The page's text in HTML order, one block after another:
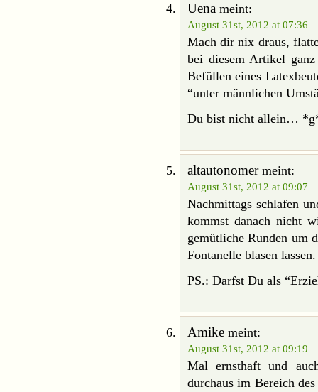
Uena meint:
August 31st, 2012 at 07:36
Mach dir nix draus,
bei diesem Artikel
Befüllen eines
“unter männlichen
Du bist nicht allein…
altautonomermeint:
August 31st, 2012 at 09:07
Nachmittags schlafen
kommst danach nicht
gemütliche Runden um
Fontanelle blasen lassen.
PS.: Darfst Du als
Amike meint:
August 31st, 2012 at 09:19
Mal ernsthaft und
durchaus im Bereich